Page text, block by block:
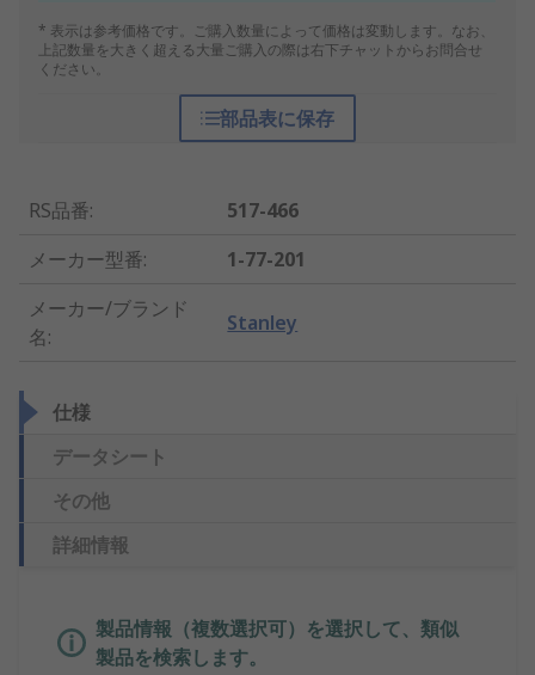
* 表示は参考価格です。ご購入数量によって価格は変動します。なお、
上記数量を大きく超える大量ご購入の際は右下チャットからお問合せ
ください。
部品表に保存
RS品番:
517-466
メーカー型番:
1-77-201
メーカー/ブランド
名:
Stanley
仕様
データシート
その他
詳細情報
製品情報（複数選択可）を選択して、類似
製品を検索します。